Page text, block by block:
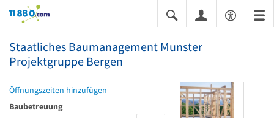
11880.com
Staatliches Baumanagement Munster
Projektgruppe Bergen
Öffnungszeiten hinzufügen
Baubetreuung